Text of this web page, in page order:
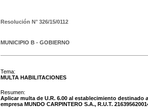
Resolución N° 326/15/0112
MUNICIPIO B - GOBIERNO
Tema:
MULTA HABILITACIONES
Resumen:
Aplicar multa de U.R. 6.00 al establecimiento destinado
empresa MUNDO CARPINTERO S.A., R.U.T.